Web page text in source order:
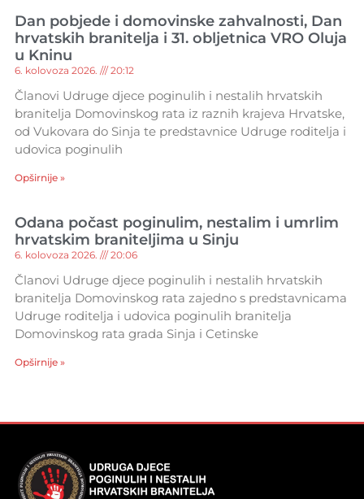
Dan pobjede i domovinske zahvalnosti, Dan
hrvatskih branitelja i 31. obljetnica VRO Oluja
u Kninu
6. kolovoza 2026. 20:12
Članovi Udruge djece poginulih i nestalih hrvatskih
branitelja Domovinskog rata iz raznih krajeva Hrvatske,
od Vukovara do Sinja te predstavnice Udruge roditelja i
udovica poginulih
Opširnije »
Odana počast poginulim, nestalim i umrlim
hrvatskim braniteljima u Sinju
6. kolovoza 2026. 20:06
Članovi Udruge djece poginulih i nestalih hrvatskih
branitelja Domovinskog rata zajedno s predstavnicama
Udruge roditelja i udovica poginulih branitelja
Domovinskog rata grada Sinja i Cetinske
Opširnije »